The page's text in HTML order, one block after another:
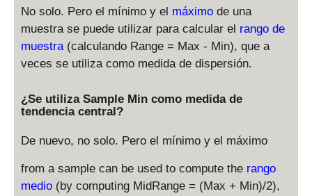
No solo. Pero el mínimo y el máximo de una
muestra se puede utilizar para calcular el rango de
muestra (calculando Range = Max - Min), que a
veces se utiliza como medida de dispersión.
¿Se utiliza Sample Min como medida de
tendencia central?
De nuevo, no solo. Pero el mínimo y el máximo
from a sample can be used to compute the rango
medio (by computing MidRange = (Max + Min)/2),